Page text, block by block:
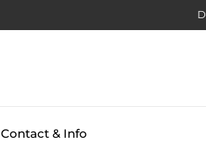
Contact & Info